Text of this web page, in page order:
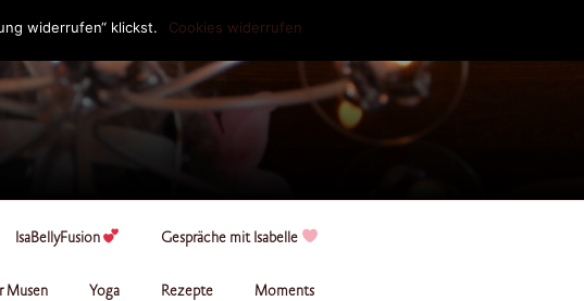
IsaBellyFusion Gespräche mit Isabelle
Musen Yoga Rezepte Moments
widerrufen“ klickst. Cookies widerrufen